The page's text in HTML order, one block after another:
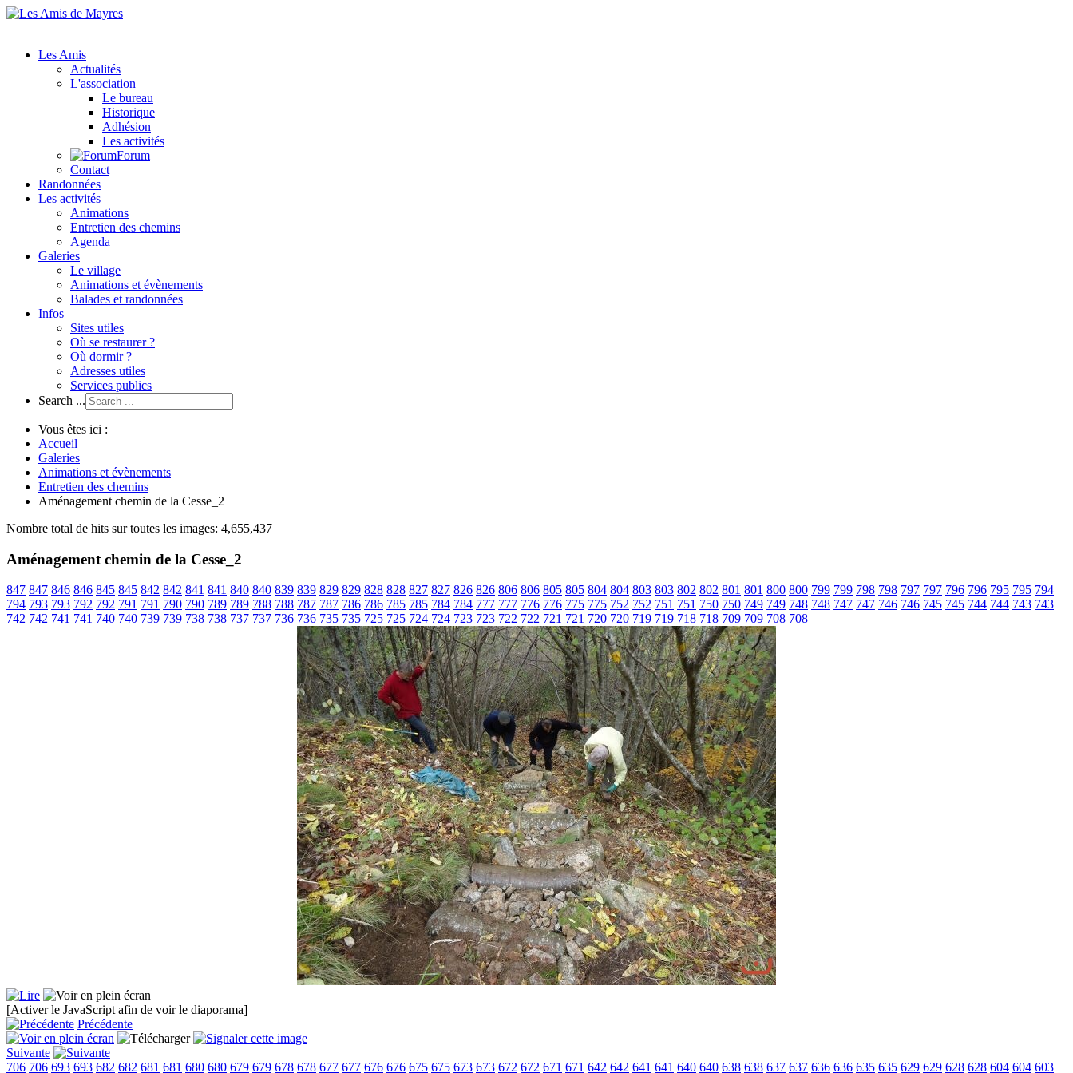
Les Amis
Actualités
L'association
Le bureau
Historique
Adhésion
Les activités
Forum
Contact
Randonnées
Les activités
Animations
Entretien des chemins
Agenda
Galeries
Le village
Animations et évènements
Balades et randonnées
Infos
Sites utiles
Où se restaurer ?
Où dormir ?
Adresses utiles
Services publics
Search ...
Vous êtes ici :
Accueil
Galeries
Animations et évènements
Entretien des chemins
Aménagement chemin de la Cesse_2
Nombre total de hits sur toutes les images: 4,655,437
Aménagement chemin de la Cesse_2
847 847 846 846 845 845 842 842 841 841 840 840 839 839 829 829 828 828 827 827 826 826 806 806 805 805 804 804 803 803 802 802 801 801 800 800 799 799 798 798 797 797 796 796 795 795 794
794 793 793 792 792 791 791 790 790 789 789 788 788 787 787 786 786 785 785 784 784 777 777 776 776 775 775 752 752 751 751 750 750 749 749 748 748 747 747 746 746 745 745 744 744 743 743
742 742 741 741 740 740 739 739 738 738 737 737 736 736 735 735 725 725 724 724 723 723 722 722 721 721 720 720 719 719 718 718 709 709 708 708
[Activer le JavaScript afin de voir le diaporama]
Précédente
Suivante
706 706 693 693 682 682 681 681 680 680 679 679 678 678 677 677 676 676 675 675 673 673 672 672 671 671 642 642 641 641 640 640 638 638 637 637 636 636 635 635 629 629 628 628 604 604 603